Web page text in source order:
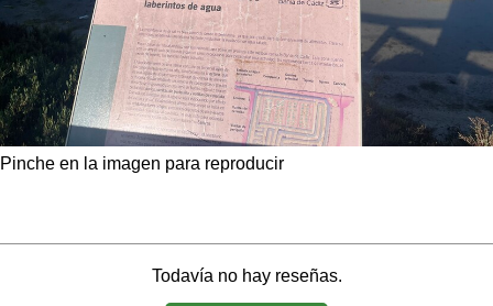
Pinche en la imagen para reproducir
Todavía no hay reseñas.